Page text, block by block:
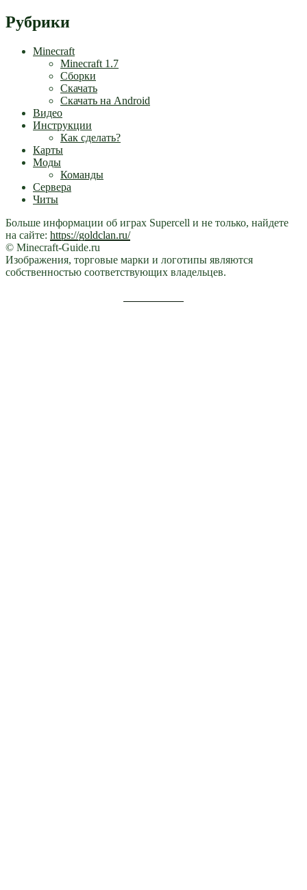
Рубрики
Minecraft
Minecraft 1.7
Сборки
Скачать
Скачать на Android
Видео
Инструкции
Как сделать?
Карты
Моды
Команды
Сервера
Читы
Больше информации об играх Supercell и не только, найдете
на сайте: https://goldclan.ru/
© Minecraft-Guide.ru
Изображения, торговые марки и логотипы являются
собственностью соответствующих владельцев.